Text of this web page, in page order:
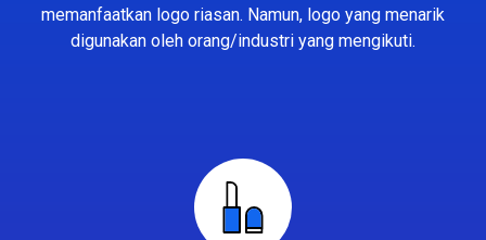
memanfaatkan logo riasan. Namun, logo yang menarik
digunakan oleh orang/industri yang mengikuti.